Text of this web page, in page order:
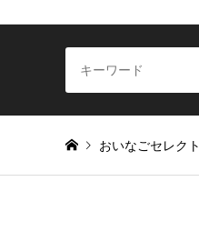
おいなごセレクト